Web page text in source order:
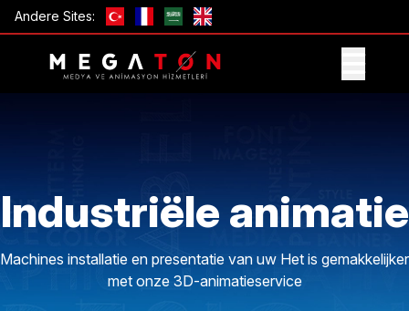
Andere Sites:
Industriële animatie
Machines installatie en presentatie van uw Het is gemakkelijker
met onze 3D-animatieservice